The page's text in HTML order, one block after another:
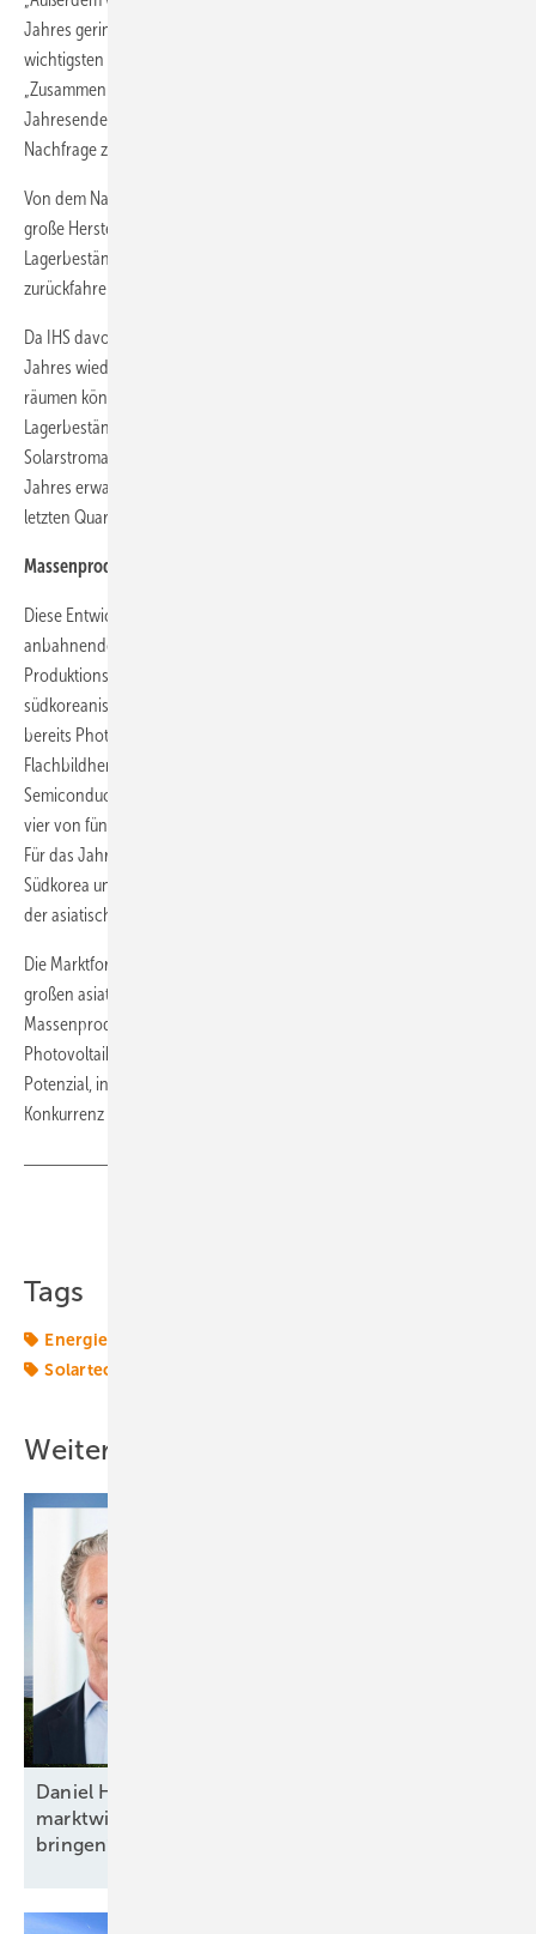
Jahres geringer ist – durch ungünstige Wetterbedingungen in den
wichtigsten europäischen Ländern gedämpft“, meint de Haan.
„Zusammen mit einer weniger ausgeprägten Erholung zum
Jahresende 2010 im Vergleich zum Vorjahr führte die geringere
Nachfrage zu immer größeren Lagerbeständen.“
Von dem Nachfragetief sind aber nur kleine Firmen betroffen. Für
große Hersteller sehen die Marktforscher keine Probleme, die
Lagerbestände wieder abzubauen, ohne ihre Produktionskapazitäten
zurückfahren zu müssen.
Da IHS davon ausgeht, dass die weltweite Nachfrage im Laufe des
Jahres wieder stark anzieht, werden die Hersteller ihre Lager wieder
räumen können. Bereits im zweiten Quartal erreichen die
Lagerbestände entlang der Wertschöpfungskette für
Solarstromanalgen wieder den Wert von Ende 2010. Am Ende des
Jahres erwartet IHS, dass die Lagerhaltung wieder das Niveau des
letzten Quartals 2009 erreicht.
Massenprodukte aus Ostasien
Diese Entwicklung ist laut IHS iSuppli ein frühes Anzeichen einer sich
anbahnenden Überkapazität. Die wird durch den Aufbau neuer
Produktionskapazitäten in Ostasien weiter vorangetrieben. Der
südkoreanische Unterhaltungselektronikhersteller Samsung bietet
bereits Photovoltaikmodule an. Nun wollen auch der taiwanesische
Flachbildhersteller AUO Optics und der Waferproduzent Taiwan
Semiconductor in den Modulmarkt vordringen. Schon 2010 kamen
vier von fünf Solarmodulen aus Ostasien, schätzt
Für das Jahr 2011 erwarten die Analysten ein weiteres Wachstum in
Südkorea und Taiwan. Bereits Ende des Jahres wird der Marktanteil
der asiatischen Produzenten auf 85 Prozent steigen.
Die Marktforscher vom IMS Research gehen davon aus, dass die
großen asiatischen Hersteller „schnell eine kostengünstige
Massenproduktion auf die Beine stellen können“, sagt Sam Wilkinson,
Photovoltaikanalyst bei IMS Research. „Sie haben gewiss das
Potenzial, in ein paar Jahren den heutigen Marktführern ernsthafte
Konkurrenz zu machen.“ (Sven Ullrich)
Tags
Energiewende 2.0
Solartechnik
Weitere Inhalte
Daniel Hölder von Baywa RE: „Mehr Flexibilität und
marktwirtschaftliche Anreize ins Energiesystem
bringen“